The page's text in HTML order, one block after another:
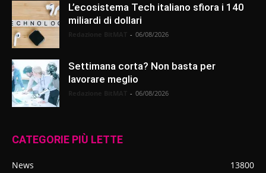
L’ecosistema Tech italiano sfiora i 140
miliardi di dollari
- 06/08/2026
Settimana corta? Non basta per
lavorare meglio
- 06/08/2026
CATEGORIE PIÙ LETTE
News
13800